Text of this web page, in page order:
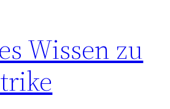
Wissen zu